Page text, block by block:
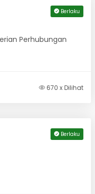
Berlaku
Perhubungan
670 x Dilihat
Berlaku